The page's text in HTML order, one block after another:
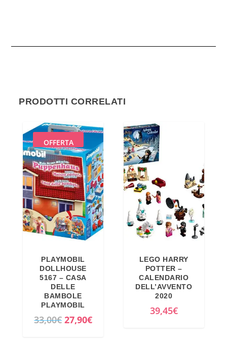
PRODOTTI CORRELATI
OFFERTA
PLAYMOBIL
DOLLHOUSE
5167 – CASA
DELLE
BAMBOLE
PLAYMOBIL
33,00€I
27,90€I
LEGO HARRY
POTTER –
CALENDARIO
DELL’AVVENTO
2020
39,45€